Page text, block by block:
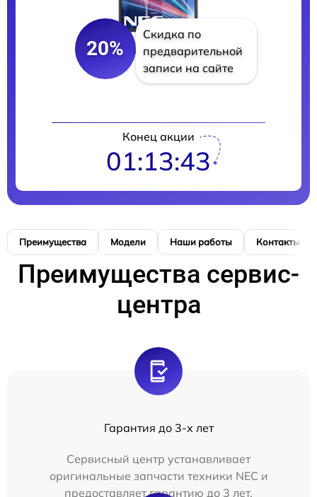
20%
Скидка по
предварительной
записи на сайте
Конец акции
01:13:42
Преимущества Модели Наши работы Контакты
Преимущества сервис-
центра
Гарантия до 3-х лет
Сервисный центр устанавливает
оригинальные запчасти техники NEC и
предоставляет гарантию до 3 лет.